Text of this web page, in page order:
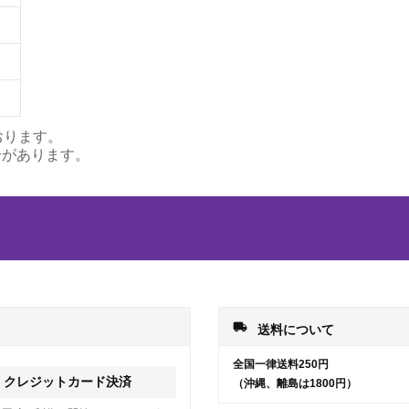
ます。
あります。
クレジットカード決済
local_shipping 送料について
全国一律送料250円
（沖縄、離島は1800円）